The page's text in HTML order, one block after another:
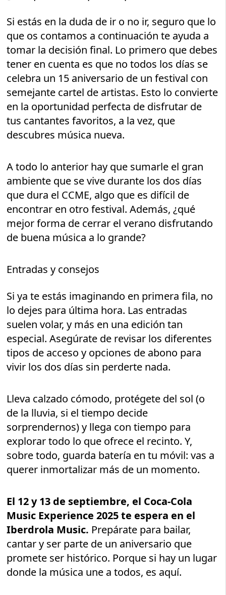
Si estás en la duda de ir o no ir, seguro que lo
que os contamos a continuación te ayuda a
tomar la decisión final. Lo primero que debes
tener en cuenta es que no todos los días se
celebra un 15 aniversario de un festival con
semejante cartel de artistas. Esto lo convierte
en la oportunidad perfecta de disfrutar de
tus cantantes favoritos, a la vez, que
descubres música nueva.
A todo lo anterior hay que sumarle el gran
ambiente que se vive durante los dos días
que dura el CCME, algo que es difícil de
encontrar en otro festival. Además, ¿qué
mejor forma de cerrar el verano disfrutando
de buena música a lo grande?
Entradas y consejos
Si ya te estás imaginando en primera fila, no
lo dejes para última hora. Las entradas
suelen volar, y más en una edición tan
especial. Asegúrate de revisar los diferentes
tipos de acceso y opciones de abono para
vivir los dos días sin perderte nada.
Lleva calzado cómodo, protégete del sol (o
de la lluvia, si el tiempo decide
sorprendernos) y llega con tiempo para
explorar todo lo que ofrece el recinto. Y,
sobre todo, guarda batería en tu móvil: vas a
querer inmortalizar más de un momento.
El 12 y 13 de septiembre, el Coca-Cola
Music Experience 2025 te espera en el
Iberdrola Music. Prepárate para bailar,
cantar y ser parte de un aniversario que
promete ser histórico. Porque si hay un lugar
donde la música une a todos, es aquí.